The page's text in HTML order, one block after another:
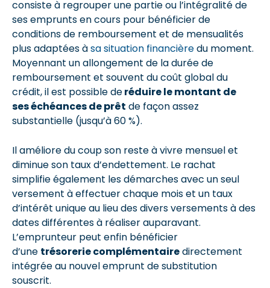
consiste à regrouper une partie ou l’intégralité de
ses emprunts en cours pour bénéficier de
conditions de remboursement et de mensualités
plus adaptées àsa situation financièredu moment.
Moyennant un allongement de la durée de
remboursement et souvent du coût global du
crédit, il est possible deréduire le montant de
ses échéances de prêt de façon assez
substantielle (jusqu’à 60 %).
Il améliore du coup son reste à vivre mensuel et
diminue son taux d’endettement. Le rachat
simplifie également les démarches avec un seul
versement à effectuer chaque mois et un taux
d’intérêt unique au lieu des divers versements à des
dates différentes à réaliser auparavant.
L’emprunteur peut enfin bénéficier
d’une trésorerie complémentairedirectement
intégrée au nouvel emprunt de substitution
souscrit.